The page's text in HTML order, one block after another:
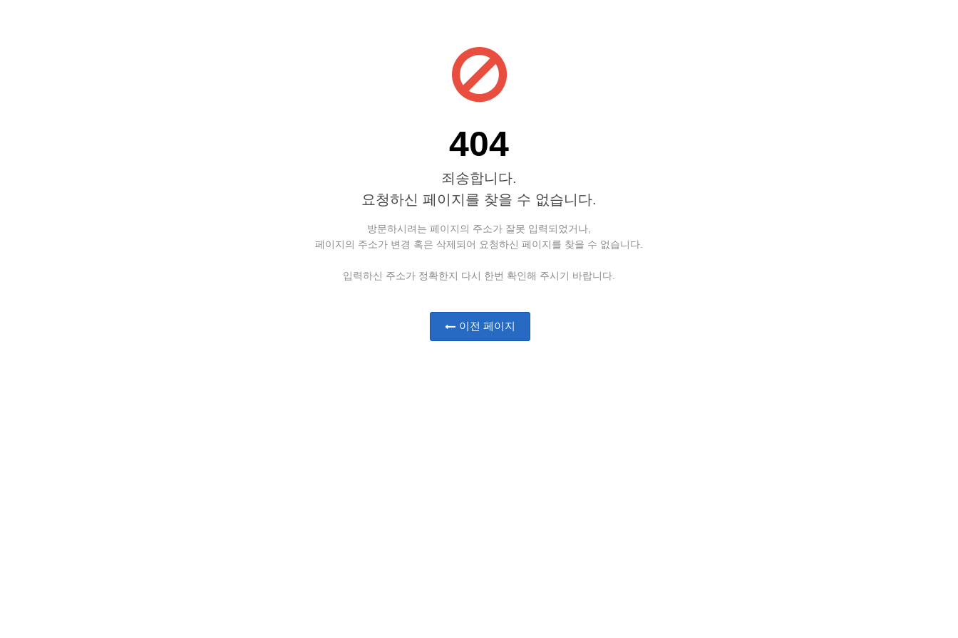
404
죄송합니다.
요청하신 페이지를 찾을 수 없습니다.
방문하시려는 페이지의 주소가 잘못 입력되었거나,
페이지의 주소가 변경 혹은 삭제되어 요청하신 페이지를 찾을 수 없습니다.
입력하신 주소가 정확한지 다시 한번 확인해 주시기 바랍니다.
이전 페이지